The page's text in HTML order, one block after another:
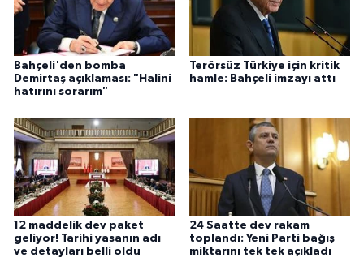
Bahçeli'den bomba
Demirtaş açıklaması: "Halini
hatırını sorarım"
Terörsüz Türkiye için kritik
hamle: Bahçeli imzayı attı
12 maddelik dev paket
geliyor! Tarihi yasanın adı
ve detayları belli oldu
24 Saatte dev rakam
toplandı: Yeni Parti bağış
miktarını tek tek açıkladı